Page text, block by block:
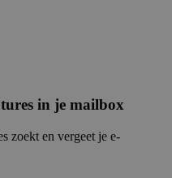
in je mailbox
zoekt en vergeet je e-